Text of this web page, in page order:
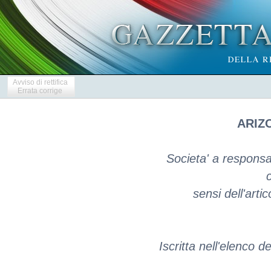
Avviso di rettifica
Errata corrige
Societa' a
sensi
Iscritta nell'elenco